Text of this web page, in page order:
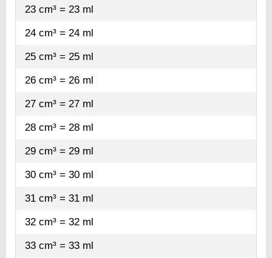
23 cm³ = 23 ml
24 cm³ = 24 ml
25 cm³ = 25 ml
26 cm³ = 26 ml
27 cm³ = 27 ml
28 cm³ = 28 ml
29 cm³ = 29 ml
30 cm³ = 30 ml
31 cm³ = 31 ml
32 cm³ = 32 ml
33 cm³ = 33 ml